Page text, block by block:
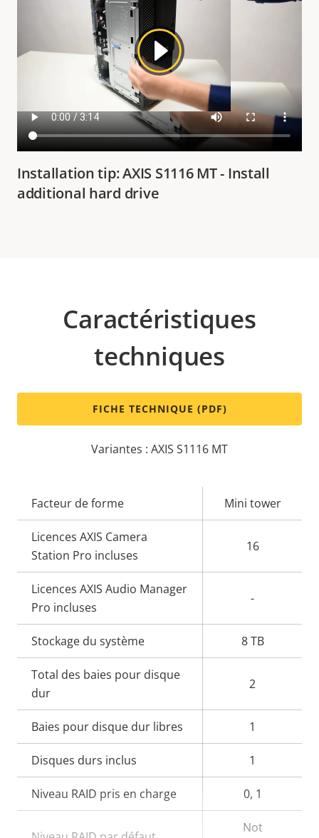
Installation tip: AXIS S1116 MT - Install
additional hard drive
Caractéristiques
techniques
FICHE TECHNIQUE (PDF)
Variantes : AXIS S1116 MT
Description
de la
propriété
Valeur de
la
propriété
Facteur de forme Mini tower
Licences AXIS Camera
Station Pro incluses
16
Licences AXIS Audio Manager
Pro incluses
-
Stockage du système 8 TB
Total des baies pour disque
dur
2
Baies pour disque dur libres 1
Disques durs inclus 1
Niveau RAID pris en charge 0, 1
Not